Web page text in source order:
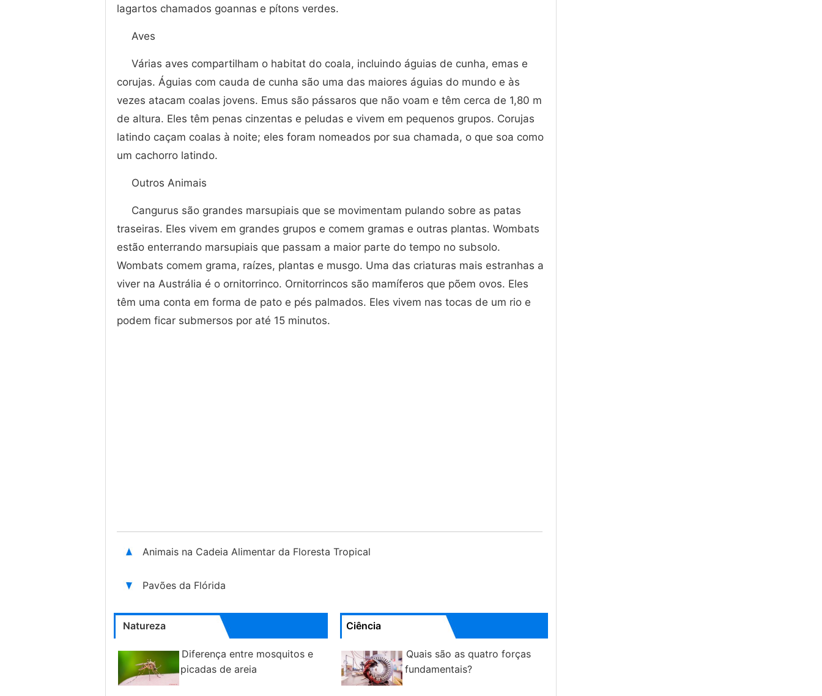
lagartos chamados goannas e pítons verdes.
Aves
Várias aves compartilham o habitat do coala, incluindo águias de cunha, emas e
corujas. Águias com cauda de cunha são uma das maiores águias do mundo e às
vezes atacam coalas jovens. Emus são pássaros que não voam e têm cerca de 1,80 m
de altura. Eles têm penas cinzentas e peludas e vivem em pequenos grupos. Corujas
latindo caçam coalas à noite; eles foram nomeados por sua chamada, o que soa como
um cachorro latindo.
Outros Animais
Cangurus são grandes marsupiais que se movimentam pulando sobre as patas
traseiras. Eles vivem em grandes grupos e comem gramas e outras plantas. Wombats
estão enterrando marsupiais que passam a maior parte do tempo no subsolo.
Wombats comem grama, raízes, plantas e musgo. Uma das criaturas mais estranhas a
viver na Austrália é o ornitorrinco. Ornitorrincos são mamíferos que põem ovos. Eles
têm uma conta em forma de pato e pés palmados. Eles vivem nas tocas de um rio e
podem ficar submersos por até 15 minutos.
Animais na Cadeia Alimentar da Floresta Tropical
Pavões da Flórida
Natureza
Diferença entre mosquitos e
picadas de areia
Ciência
Quais são as quatro forças
fundamentais?